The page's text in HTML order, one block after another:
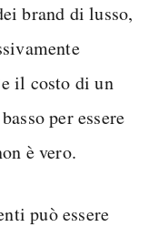
brand di lusso,
il costo di un
per essere
è vero.
può essere